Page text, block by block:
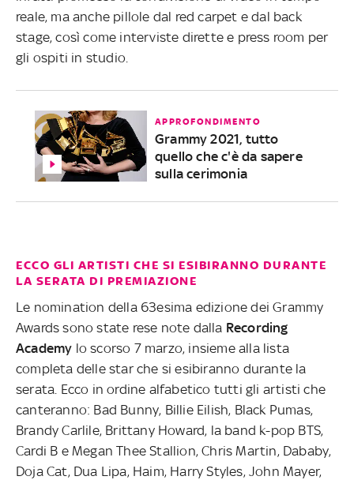
reale, ma anche pillole dal red carpet e dal back
stage, così come interviste dirette e press room per
gli ospiti in studio.
APPROFONDIMENTO
Grammy 2021, tutto
quello che c'è da sapere
sulla cerimonia
ECCO GLI ARTISTI CHE SI ESIBIRANNO DURANTE
LA SERATA DI PREMIAZIONE
Le nomination della 63esima edizione dei Grammy
Awards sono state rese note dalla Recording
Academy lo scorso 7 marzo, insieme alla lista
completa delle star che si esibiranno durante la
serata. Ecco in ordine alfabetico tutti gli artisti che
canteranno: Bad Bunny, Billie Eilish, Black Pumas,
Brandy Carlile, Brittany Howard, la band k-pop BTS,
Cardi B e Megan Thee Stallion, Chris Martin, Dababy,
Doja Cat, Dua Lipa, Haim, Harry Styles, John Mayer,